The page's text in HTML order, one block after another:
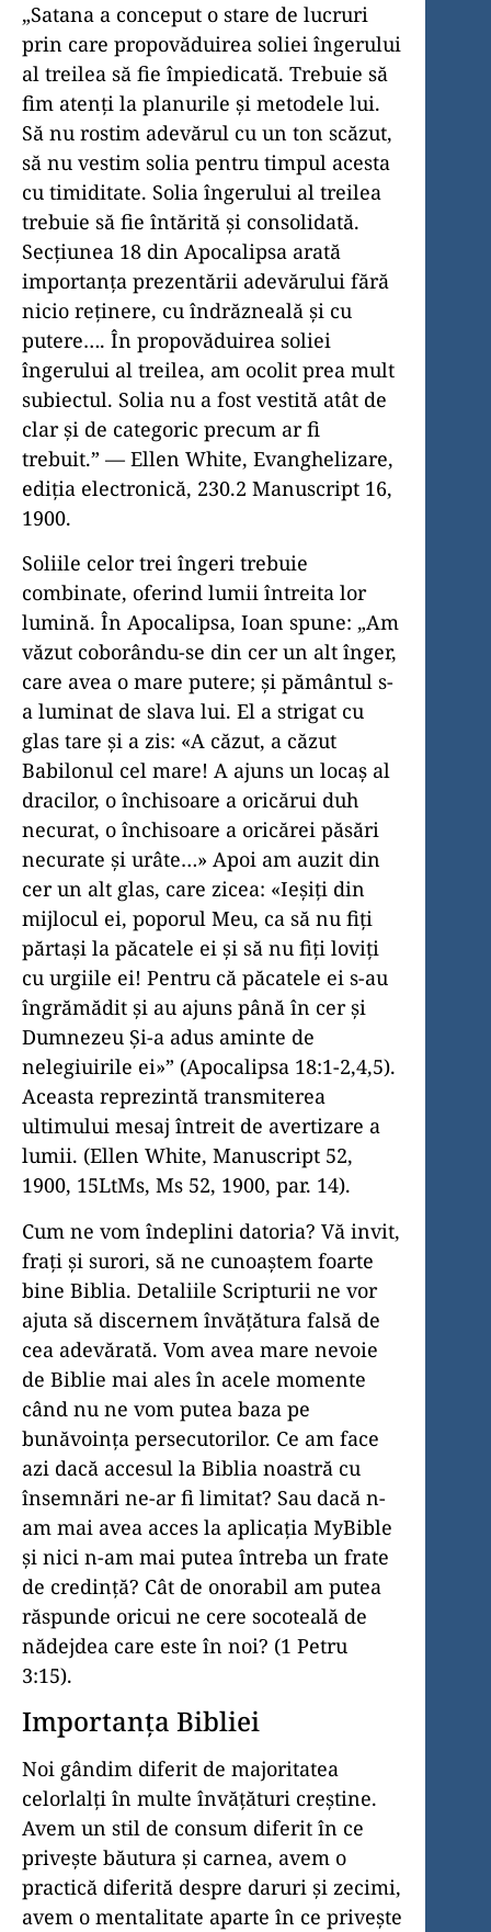
„Satana a conceput o stare de lucruri
prin care propovăduirea soliei îngerului
al treilea să fie împiedicată. Trebuie să
fim atenți la planurile și metodele lui.
Să nu rostim adevărul cu un ton scăzut,
să nu vestim solia pentru timpul acesta
cu timiditate. Solia îngerului al treilea
trebuie să fie întărită și consolidată.
Secțiunea 18 din Apocalipsa arată
importanța prezentării adevărului fără
nicio reținere, cu îndrăzneală și cu
putere…. În propovăduirea soliei
îngerului al treilea, am ocolit prea mult
subiectul. Solia nu a fost vestită atât de
clar și de categoric precum ar fi
trebuit.” — Ellen White, Evanghelizare,
ediția electronică, 230.2 Manuscript 16,
1900.
Soliile celor trei îngeri trebuie
combinate, oferind lumii întreita lor
lumină. În Apocalipsa, Ioan spune: „Am
văzut coborându-se din cer un alt înger,
care avea o mare putere; şi pământul s-
a luminat de slava lui. El a strigat cu
glas tare şi a zis: «A căzut, a căzut
Babilonul cel mare! A ajuns un locaş al
dracilor, o închisoare a oricărui duh
necurat, o închisoare a oricărei păsări
necurate şi urâte…» Apoi am auzit din
cer un alt glas, care zicea: «Ieşiţi din
mijlocul ei, poporul Meu, ca să nu fiţi
părtaşi la păcatele ei şi să nu fiţi loviţi
cu urgiile ei! Pentru că păcatele ei s-au
îngrămădit şi au ajuns până în cer şi
Dumnezeu Şi-a adus aminte de
nelegiuirile ei»” (Apocalipsa 18:1-2,4,5).
Aceasta reprezintă transmiterea
ultimului mesaj întreit de avertizare a
lumii. (Ellen White, Manuscript 52,
1900, 15LtMs, Ms 52, 1900, par. 14).
Cum ne vom îndeplini datoria? Vă invit,
frați și surori, să ne cunoaștem foarte
bine Biblia. Detaliile Scripturii ne vor
ajuta să discernem învățătura falsă de
cea adevărată. Vom avea mare nevoie
de Biblie mai ales în acele momente
când nu ne vom putea baza pe
bunăvoința persecutorilor. Ce am face
azi dacă accesul la Biblia noastră cu
însemnări ne-ar fi limitat? Sau dacă n-
am mai avea acces la aplicația MyBible
și nici n-am mai putea întreba un frate
de credință? Cât de onorabil am putea
răspunde oricui ne cere socoteală de
nădejdea care este în noi? (1 Petru
3:15).
Importanța Bibliei
Noi gândim diferit de majoritatea
celorlalți în multe învățături creștine.
Avem un stil de consum diferit în ce
privește băutura și carnea, avem o
practică diferită despre daruri și zecimi,
avem o mentalitate aparte în ce privește